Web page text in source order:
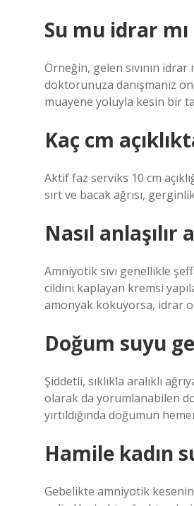
Su mu idrar mı
Örneğin, gelen sıvının
doktorunuza danışmanız
muayene yoluyla kesin bir
Kaç cm
Aktif faz serviks 10 cm
sırt ve bacak ağrısı,
Nasıl anlaşılır
Amniyotik sıvı genellikle
cildini kaplayan kremsi
amonyak kokuyorsa, idrar
Doğum suyu
Şiddetli, sıklıkla aralıklı
olarak da yorumlanabilen
yırtıldığında doğumun
Hamile kadın
Gebelikte amniyotik kesenin